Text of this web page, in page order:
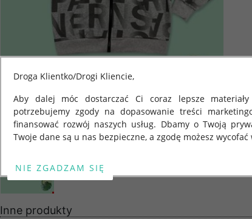
Inne produkty
Droga Klientko/Drogi Kliencie,
Aby dalej móc dostarczać Ci coraz lepsze
potrzebujemy zgody na dopasowanie treści
finansować rozwój naszych usług. Dbamy o Twoją
Twoje dane są u nas bezpieczne, a zgodę możesz
Od 25 maja 2018 roku obowiązuje Rozporządzenie
kwietnia 2016 r. w sprawie ochrony osób fizycznych w
swobodnego przepływu takich danych oraz uchylenia
przetwarzaniu Twoich danych oraz zasadach, na